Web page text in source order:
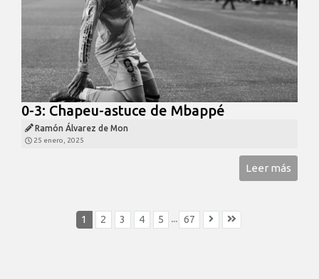
0-3: Chapeu-astuce de Mbappé
Ramón Álvarez de Mon
25 enero, 2025
Leer más
1 2 3 4 5 67